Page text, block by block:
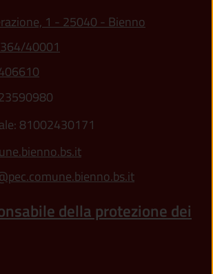
1 - 25040 - Bienno
40001
81002430171
della protezione dei